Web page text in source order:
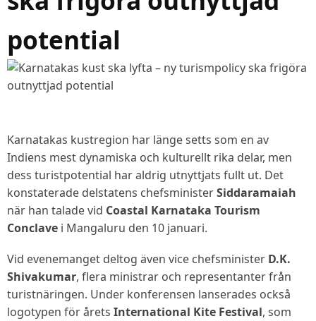
potential
Karnatakas kustregion har länge setts som en av
Indiens mest dynamiska och kulturellt rika delar, men
dess turistpotential har aldrig utnyttjats fullt ut. Det
konstaterade delstatens chefsministerSiddaramaiah
när han talade vid Coastal Karnataka Tourism
Conclave i Mangaluru den 10 januari.
Vid evenemanget deltog även vice chefsminister D.K.
Shivakumar, flera ministrar och representanter från
turistnäringen. Under konferensen lanserades också
logotypen för årets International Kite Festival, som